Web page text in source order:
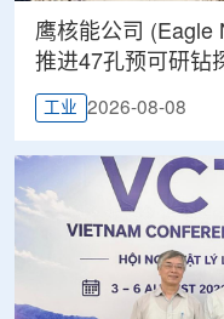
鹰核能公司 (Eagle
推进47孔预可研钻
工业 2026-08-08